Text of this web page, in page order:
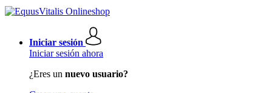
Iniciar sesión
Iniciar sesión ahora
¿Eres un nuevo usuario?